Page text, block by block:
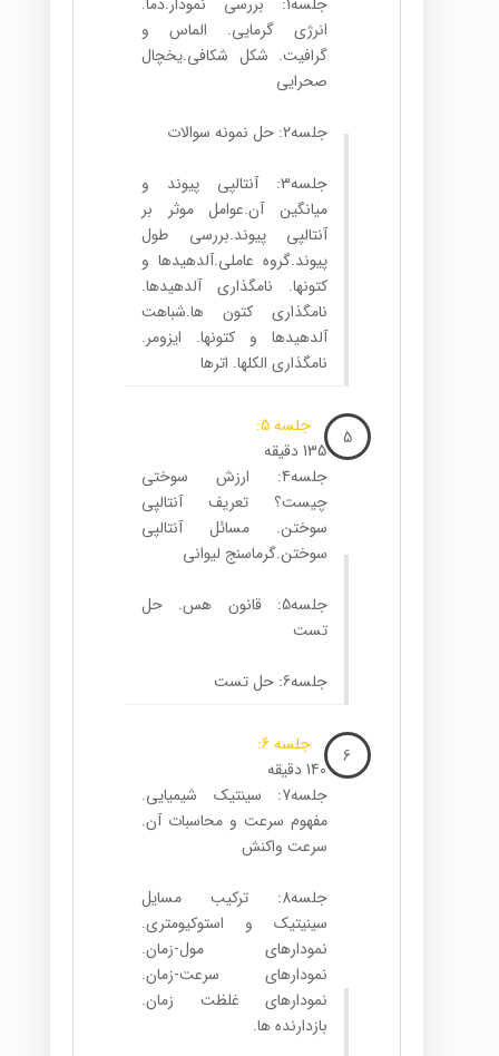
انرژی گرمایی. الماس و
گرافیت. شکل شکافی.یخچال
صحرایی
جلسه2: حل نمونه سوالات
جلسه3: آنتالپی پیوند و
میانگین آن.عوامل موثر بر
آنتالپی پیوند.بررسی طول
پیوند.گروه عاملی.آلدهیدها و
کتون­ها. نامگذاری آلدهیدها.
نامگذاری کتون ها.شباهت
آلدهیدها و کتون­ها. ایزومر.
نامگذاری الکل­ها. اترها
5
جلسه 5:
135 دقیقه
جلسه4: ارزش سوختی
چیست؟ تعریف آنتالپی
سوختن. مسائل آنتالپی
سوختن.گرماسنج لیوانی
جلسه5: قانون هس. حل
تست
جلسه6: حل تست
6
جلسه 6:
140 دقیقه
جلسه7: سینتیک شیمیایی.
مفهوم سرعت و محاسبات آن.
سرعت واکنش
جلسه8: ترکیب مسایل
سینیتیک و استوکیومتری.
نمودارهای مول-زمان.
نمودارهای سرعت-زمان.
نمودارهای غلظت زمان.
بازدارنده ها.